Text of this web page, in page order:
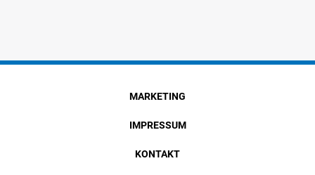
MARKETING
IMPRESSUM
KONTAKT